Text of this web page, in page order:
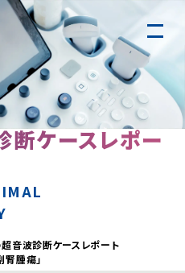
ー
断ケースレポー
音波診断ケースレポート
腎腫瘍」